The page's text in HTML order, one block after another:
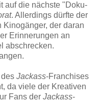
auf die nächste "Doku-
. Allerdings dürfte der
Kinogänger, der daran
Erinnerungen an
abschrecken.
Jackass-Franchises
da viele der Kreativen
Fans der Jackass-